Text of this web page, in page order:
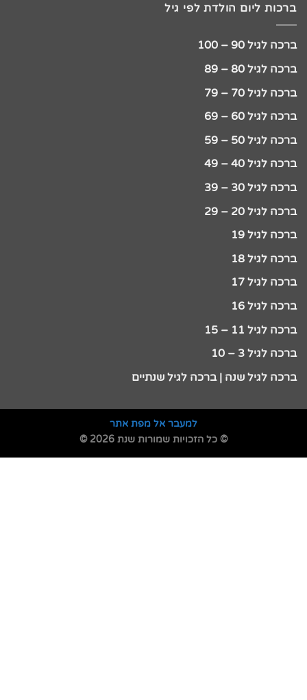
ברכות ליום הולדת לפי גיל
ברכה לגיל 90 – 100
ברכה לגיל 80 – 89
ברכה לגיל 70 – 79
ברכה לגיל 60 – 69
ברכה לגיל 50 – 59
ברכה לגיל 40 – 49
ברכה לגיל 30 – 39
ברכה לגיל 20 – 29
ברכה לגיל 19
ברכה לגיל 18
ברכה לגיל 17
ברכה לגיל 16
ברכה לגיל 11 – 15
ברכה לגיל 3 – 10
ברכה לגיל שנה | ברכה לגיל שנתיים
למעבר אל מפת אתר
© כל הזכויות שמורות שנת 2026 ©